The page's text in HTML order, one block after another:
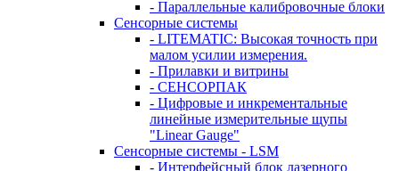
- Параллельные калибровочные блоки
Сенсорные системы
- LITEMATIC: Высокая точность при
малом усилии измерения.
- Прилавки и витрины
- СЕНСОРПАК
- Цифровые и инкрементальные
линейные измерительные щупы
"Linear Gauge"
Сенсорные системы - LSM
- Интерфейсный блок лазерного